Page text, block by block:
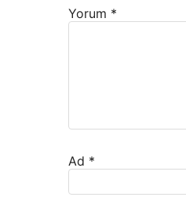
Yorum *
Ad *